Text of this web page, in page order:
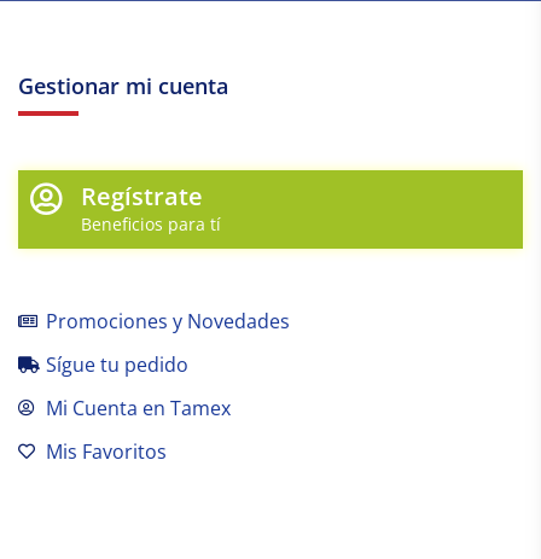
Gestionar mi cuenta
Regístrate
Beneficios para tí
Promociones y Novedades
Sígue tu pedido
Mi Cuenta en Tamex
Mis Favoritos